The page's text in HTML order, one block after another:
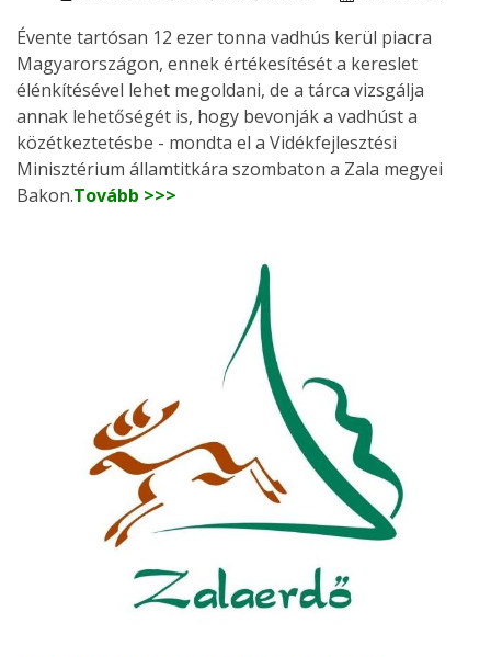
Évente tartósan 12 ezer tonna vadhús kerül piacra
Magyarországon, ennek értékesítését a kereslet
élénkítésével lehet megoldani, de a tárca vizsgálja
annak lehetőségét is, hogy bevonják a vadhúst a
közétkeztetésbe - mondta el a Vidékfejlesztési
Minisztérium államtitkára szombaton a Zala megyei
Bakon.Tovább >>>